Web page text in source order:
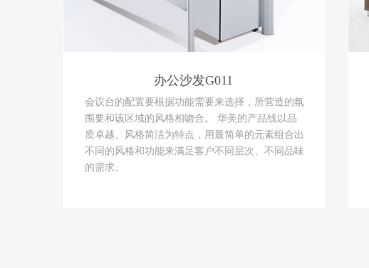
办公沙发G011
会议台的配置要根据功能需要来选择，所营造的氛
围要和该区域的风格相吻合。 华美的产品线以品
质卓越、风格简洁为特点，用最简单的元素组合出
不同的风格和功能来满足客户不同层次、不同品味
的需求。